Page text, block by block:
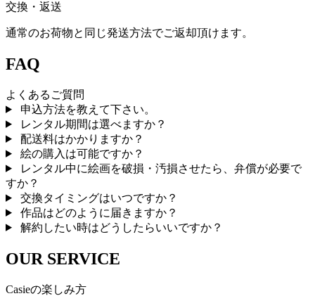
交換・返送
通常のお荷物と同じ発送方法でご返却頂けます。
FAQ
よくあるご質問
申込方法を教えて下さい。
レンタル期間は選べますか？
配送料はかかりますか？
絵の購入は可能ですか？
レンタル中に絵画を破損・汚損させたら、弁償が必要で
すか？
交換タイミングはいつですか？
作品はどのように届きますか？
解約したい時はどうしたらいいですか？
OUR SERVICE
Casieの楽しみ方